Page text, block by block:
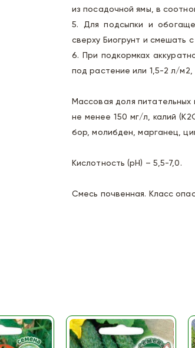
из посадочной ямы, в
5. Для подсыпки и
сверху Биогрунт и смешать
6. При подкормках
под растение или 1,5-2 л/
Массовая доля
не менее 150 мг/л, калий
бор, молибден, марганец,
Кислотность (рН) – 5,5-7,0.
Смесь почвенная. Класс